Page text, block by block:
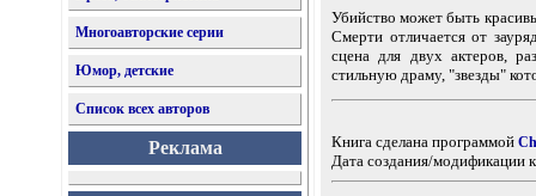
Многоавторские серии
Юмор, детские
Список всех авторов
Реклама
Убийство может быть
Смерти отличается от
сцена для двух актеров,
стильную драму, "звезды"
Книга сделана программой
Дата создания/модификации